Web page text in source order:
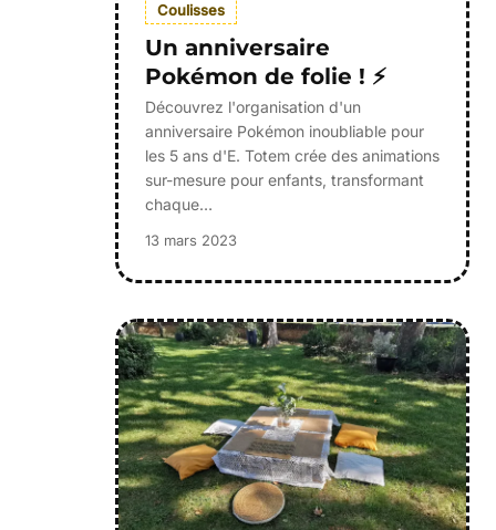
Coulisses
Un anniversaire
Pokémon de folie ! ⚡
Découvrez l'organisation d'un
anniversaire Pokémon inoubliable pour
les 5 ans d'E. Totem crée des animations
sur-mesure pour enfants, transformant
chaque…
13 mars 2023